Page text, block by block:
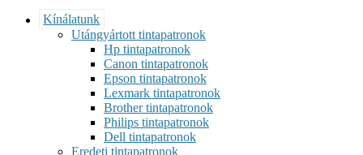
Kínálatunk
Utángyártott tintapatronok
Hp tintapatronok
Canon tintapatronok
Epson tintapatronok
Lexmark tintapatronok
Brother tintapatronok
Philips tintapatronok
Dell tintapatronok
Eredeti tintapatronok